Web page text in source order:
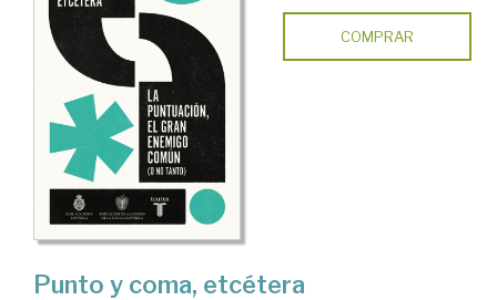
COMPRAR
Punto y coma, etcétera